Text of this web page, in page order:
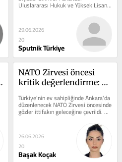
getirmedi
Uluslararası Hukuk ve Yüksek Lisans
29.06.2026
20
Sputnik Türkiye
NATO Zirvesi öncesi
kritik değerlendirme:
büyük kırılmalarından
biri yaşanıyor'
Türkiye'nin ev sahipliğinde Ankara'da
düzenlenecek NATO Zirvesi öncesinde
gözler ittifakın geleceğine çevrildi.
Emekli Tümamiral Ali Deniz...
26.06.2026
20
Başak Koçak